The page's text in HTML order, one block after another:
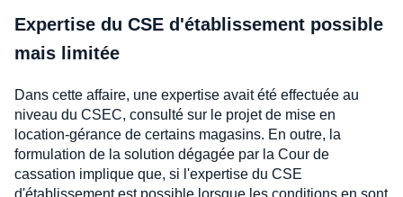
Expertise du CSE d'établissement possible
mais limitée
Dans cette affaire, une expertise avait été effectuée au
niveau du CSEC, consulté sur le projet de mise en
location-gérance de certains magasins. En outre, la
formulation de la solution dégagée par la Cour de
cassation implique que, si l'expertise du CSE
d'établissement est possible lorsque les conditions en sont